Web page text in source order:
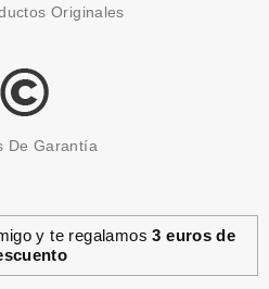
Originales
De Garantía
y te regalamos3 euros de